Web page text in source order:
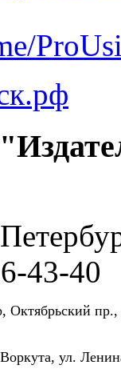
43-40
Октябрьский
ул.